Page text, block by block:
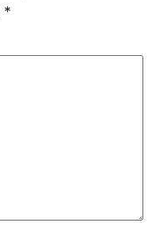
*